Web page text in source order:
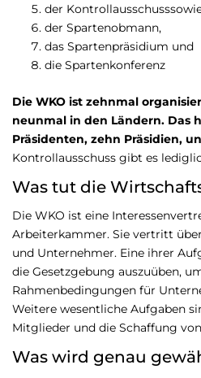
der
der Spartenobmann,
das Spartenpräsidium und
die Spartenkonferenz
Die WKO ist zehnmal
neunmal in den Ländern. Das
Präsidenten, zehn Präsidien,
Kontrollausschuss gibt es
Was tut die
Die WKO ist eine
Arbeiterkammer. Sie vertritt
und Unternehmer. Eine ihrer
die Gesetzgebung auszuüben,
Rahmenbedingungen für
Weitere wesentliche Aufgaben
Mitglieder und die Schaffung
Was wird genau